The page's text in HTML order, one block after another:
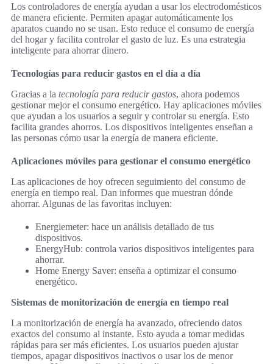
Los controladores de energía ayudan a usar los electrodomésticos
de manera eficiente. Permiten apagar automáticamente los
aparatos cuando no se usan. Esto reduce el consumo de energía
del hogar y facilita controlar el gasto de luz. Es una estrategia
inteligente para ahorrar dinero.
Tecnologías para reducir gastos en el día a día
Gracias a la tecnología para reducir gastos, ahora podemos
gestionar mejor el consumo energético. Hay aplicaciones móviles
que ayudan a los usuarios a seguir y controlar su energía. Esto
facilita grandes ahorros. Los dispositivos inteligentes enseñan a
las personas cómo usar la energía de manera eficiente.
Aplicaciones móviles para gestionar el consumo energético
Las aplicaciones de hoy ofrecen seguimiento del consumo de
energía en tiempo real. Dan informes que muestran dónde
ahorrar. Algunas de las favoritas incluyen:
Energiemeter: hace un análisis detallado de tus
dispositivos.
EnergyHub: controla varios dispositivos inteligentes para
ahorrar.
Home Energy Saver: enseña a optimizar el consumo
energético.
Sistemas de monitorización de energía en tiempo real
La monitorización de energía ha avanzado, ofreciendo datos
exactos del consumo al instante. Esto ayuda a tomar medidas
rápidas para ser más eficientes. Los usuarios pueden ajustar
tiempos, apagar dispositivos inactivos o usar los de menor